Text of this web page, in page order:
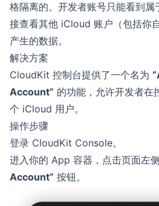
格隔离的。开发者账号只能看到属
接查看其他 iCloud 账户（包括你
产生的数据。
解决方案
CloudKit 控制台提供了一个名为
Account” 的功能，允许开发者在
个 iCloud 用户。
操作步骤
登录 CloudKit Console。
进入你的 App 容器，点击页面左
Account” 按钮。